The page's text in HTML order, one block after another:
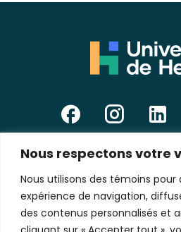
Nous respectons votre
Nous utilisons des témoins
expérience de navigation,
des contenus personnalisés et
E-
mail
*